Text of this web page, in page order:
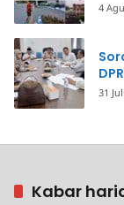
4
31
Kabar